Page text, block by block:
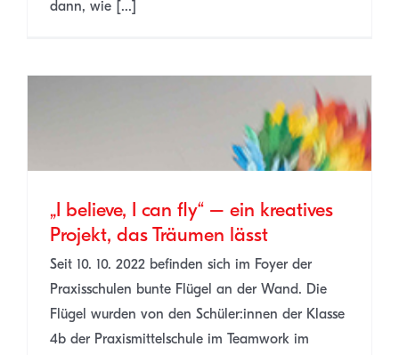
dann, wie [...]
„I believe, I can fly“ – ein kreatives
Projekt, das Träumen lässt
Seit 10. 10. 2022 befinden sich im Foyer der
Praxisschulen bunte Flügel an der Wand. Die
Flügel wurden von den Schüler:innen der Klasse
4b der Praxismittelschule im Teamwork im